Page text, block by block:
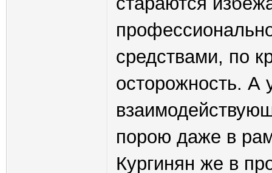
средствами, по
осторожность. А
порою даже в
Кургинян же в